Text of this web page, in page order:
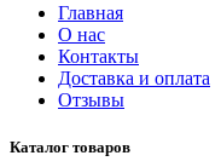
Главная
О нас
Контакты
Доставка и оплата
Отзывы
Каталог товаров